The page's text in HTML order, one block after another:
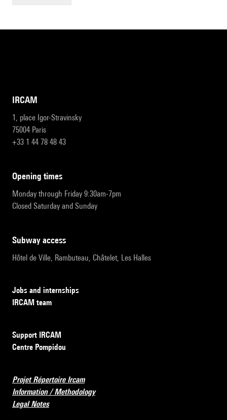
IRCAM
1, place Igor-Stravinsky
75004 Paris
+33 1 44 78 48 43
opening times
Monday through Friday 9:30am-7pm
Closed Saturday and Sunday
subway access
Hôtel de Ville, Rambuteau, Châtelet, Les Halles
Jobs and internships
IRCAM team
Support IRCAM
Centre Pompidou
Projet Répertoire Ircam
Information / Methodology
Legal Notes